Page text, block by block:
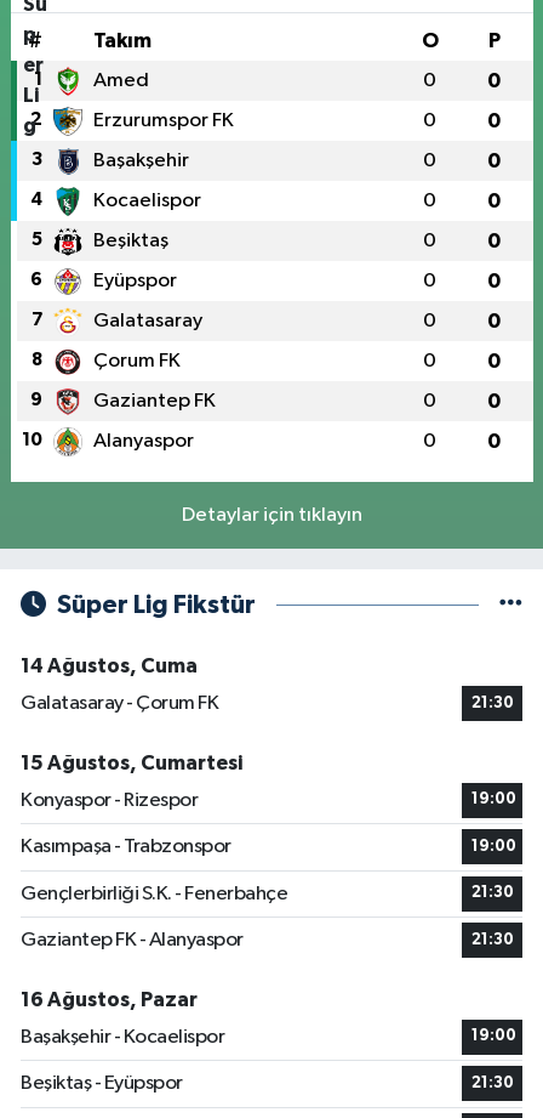
# Takım O P
1 Amed 0 0
2 Erzurumspor FK 0 0
3 Başakşehir 0 0
4 Kocaelispor 0 0
5 Beşiktaş 0 0
6 Eyüpspor 0 0
7 Galatasaray 0 0
8 Çorum FK 0 0
9 Gaziantep FK 0 0
10 Alanyaspor 0 0
Detaylar için tıklayın
Süper Lig Fikstür
14 Ağustos, Cuma
Galatasaray - Çorum FK
21:30
15 Ağustos, Cumartesi
Konyaspor - Rizespor
19:00
Kasımpaşa - Trabzonspor 19:00
Gençlerbirliği S.K. - Fenerbahçe 21:30
Gaziantep FK - Alanyaspor 21:30
16 Ağustos, Pazar
Başakşehir - Kocaelispor
19:00
Beşiktaş - Eyüpspor 21:30